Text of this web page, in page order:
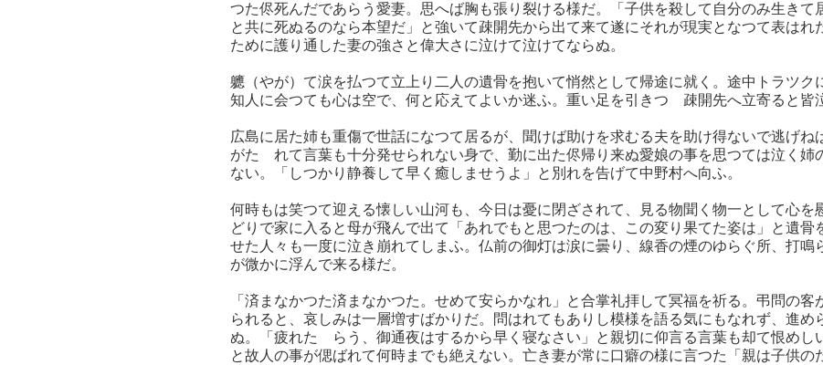
つた侭死んだであらう愛妻。思へば胸も張り裂ける様だ。「子供を殺して自分のみ生きて
と共に死ぬるのなら本望だ」と強いて疎開先から出て来て遂にそれが現実となつて表はれ
ために護り通した妻の強さと偉大さに泣けて泣けてならぬ。
軈（やが）て涙を払つて立上り二人の遺骨を抱いて悄然として帰途に就く。途中トラツク
知人に会つても心は空で、何と応えてよいか迷ふ。重い足を引きつゝ疎開先へ立寄ると皆
広島に居た姉も重傷で世話になつて居るが、聞けば助けを求むる夫を助け得ないで逃げね
がたゞれて言葉も十分発せられない身で、勤に出た侭帰り来ぬ愛娘の事を思つては泣く姉
ない。「しつかり静養して早く癒しませうよ」と別れを告げて中野村へ向ふ。
何時もは笑つて迎える懐しい山河も、今日は憂に閉ざされて、見る物聞く物一として心を
どりで家に入ると母が飛んで出て「あれでもと思つたのは、この変り果てた姿は」と遺骨
せた人々も一度に泣き崩れてしまふ。仏前の御灯は涙に曇り、線香の煙のゆらぐ所、打鳴
が微かに浮んで来る様だ。
「済まなかつた済まなかつた。せめて安らかなれ」と合掌礼拝して冥福を祈る。弔問の
られると、哀しみは一層増すばかりだ。問はれてもありし模様を語る気にもなれず、進め
ぬ。「疲れたゞらう、御通夜はするから早く寝なさい」と親切に仰言る言葉も却て恨めし
と故人の事が偲ばれて何時までも絶えない。亡き妻が常に口癖の様に言つた「親は子供の